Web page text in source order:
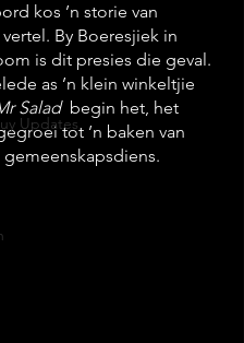
Updates
kos ’n storie van
By Boeresjiek in
is dit presies die geval.
as ’n klein winkeltjie
Salad begin het, het
tot ’n baken van
gemeenskapsdiens.